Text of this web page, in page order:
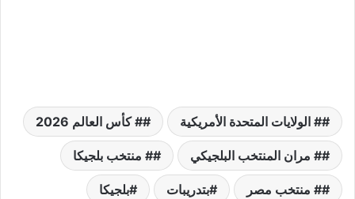
# الولايات المتحدة الأمريكية # كأس العالم 2026
# مران المنتخب البلجيكي # منتخب بلجيكا
# منتخب مصر بتدريبات بلجيكا